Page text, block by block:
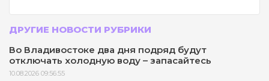
ДРУГИЕ НОВОСТИ РУБРИКИ
Во Владивостоке два дня подряд будут
отключать холодную воду – запасайтесь
10.08.2026 09:56:55